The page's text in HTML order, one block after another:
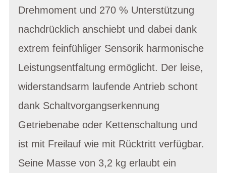
Drehmoment und 270 % Unterstützung
nachdrücklich anschiebt und dabei dank
extrem feinfühliger Sensorik harmonische
Leistungsentfaltung ermöglicht. Der leise,
widerstandsarm laufende Antrieb schont
dank Schaltvorgangserkennung
Getriebenabe oder Kettenschaltung und
ist mit Freilauf wie mit Rücktritt verfügbar.
Seine Masse von 3,2 kg erlaubt ein